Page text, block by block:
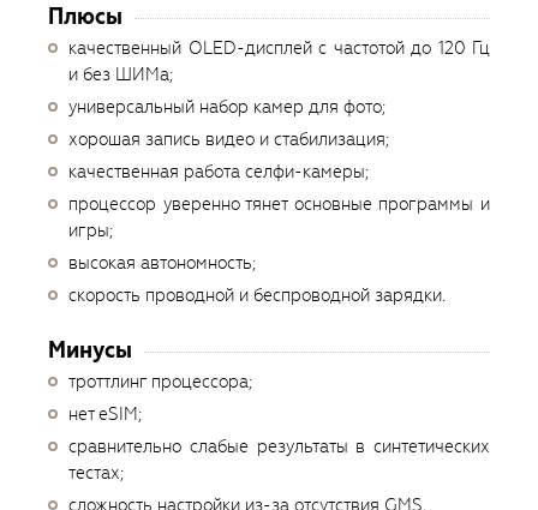
Плюсы
качественный OLED-дисплей с частотой до 120 Гц
и без ШИМа;
универсальный набор камер для фото;
хорошая запись видео и стабилизация;
качественная работа селфи-камеры;
процессор уверенно тянет основные программы и
игры;
высокая автономность;
скорость проводной и беспроводной зарядки.
Минусы
троттлинг процессора;
нет eSIM;
сравнительно слабые результаты в синтетических
тестах;